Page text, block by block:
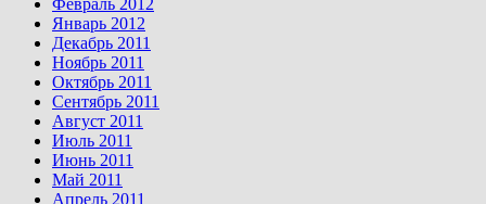
Февраль 2012
Январь 2012
Декабрь 2011
Ноябрь 2011
Октябрь 2011
Сентябрь 2011
Август 2011
Июль 2011
Июнь 2011
Май 2011
Апрель 2011